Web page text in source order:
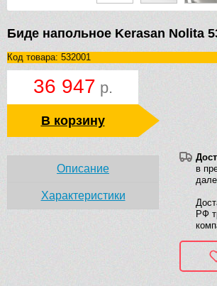
Биде напольное Kerasan Nolita
Код товара: 532001
36 947 р.
В корзину
в
РФ
Описание
Характеристики